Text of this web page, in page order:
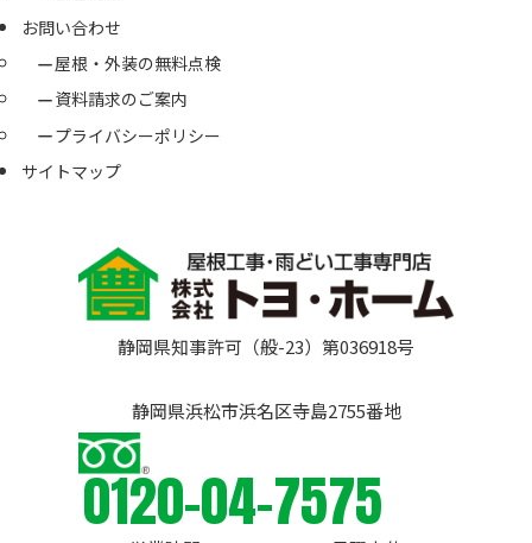
静岡県知事許可（般-23）第036918号
静岡県浜松市浜名区寺島2755番地
0120-04-7575
お問い合わせ
屋根・外装の無料点検
資料請求のご案内
プライバシーポリシー
サイトマップ